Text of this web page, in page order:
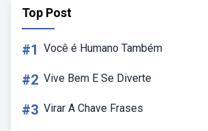
Top Post
#1 Você é Humano Também
#2 Vive Bem E Se Diverte
#3 Virar A Chave Frases